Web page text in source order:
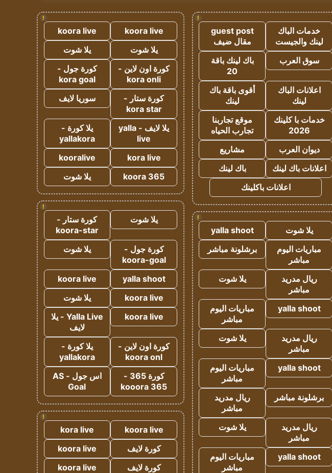
!
خدمات الباك
لينك والجيست
guest post
مقال ضيف
سوق العرب
باك لينك باقة
20
اعلانات الباك
لينك
أقوى باقة باك
لينك
خدمات با كلينك
2026
موقع تجاربنا
تجارب الحياه
ديوان العرب
مشاريع
اعلانات باك لينك
باك لينك
اعلانات باكلينك
!
يلا شوت
yalla shoot
مباريات اليوم
مباشر
برشلونة مباشر
ريال مدريد
مباشر
يلا شوت
yalla shoot
مباريات اليوم
مباشر
ريال مدريد
مباشر
يلا شوت
yalla shoot
مباريات اليوم
مباشر
برشلونة مباشر
ريال مدريد
مباشر
ريال مدريد
مباشر
يلا شوت
yalla shoot
مباريات اليوم
مباشر
!
koora live
koora live
يلا شوت
يلا شوت
كورة اون لاين -
kora onli
كورة جول -
kora goal
كورة ستار -
kora star
سوريا لايف
يلا لايف - yalla
live
يلا كورة -
yallakora
kora live
kooralive
koora 365
يلا شوت
!
يلا شوت
كورة ستار -
koora-star
كورة جول -
koora-goal
يلا شوت
yalla shoot
koora live
koora live
يلا شوت
koora live
Yalla Live - يلا
لايف
كورة اون لاين -
koora onl
يلا كورة -
yallakora
كورة 365 -
kooora 365
اس جول - AS
Goal
!
koora live
kora live
كورة لايف
koora live
كورة لايف
koora live